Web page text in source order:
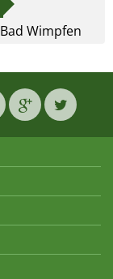
Bad Wimpfen